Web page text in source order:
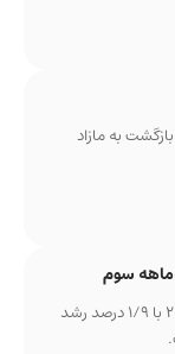
به مازاد
حجم خرده‌فروشی نیوزیلند در سه‌ماهه سوم ۲۰۲۵ با ۱/۹ درصد رشد